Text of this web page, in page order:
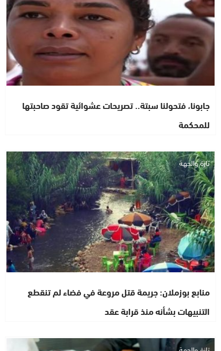
جابونا، فتحولنا سبتة.. تصريحات عشوائية تقود صاحبتها
للمحكمة
تازة والجهة
منابع بوزملان: جريمة قتل مروعة في فضاء لم تنقطع
التنبيهات بشأنه منذ قرابة عقد